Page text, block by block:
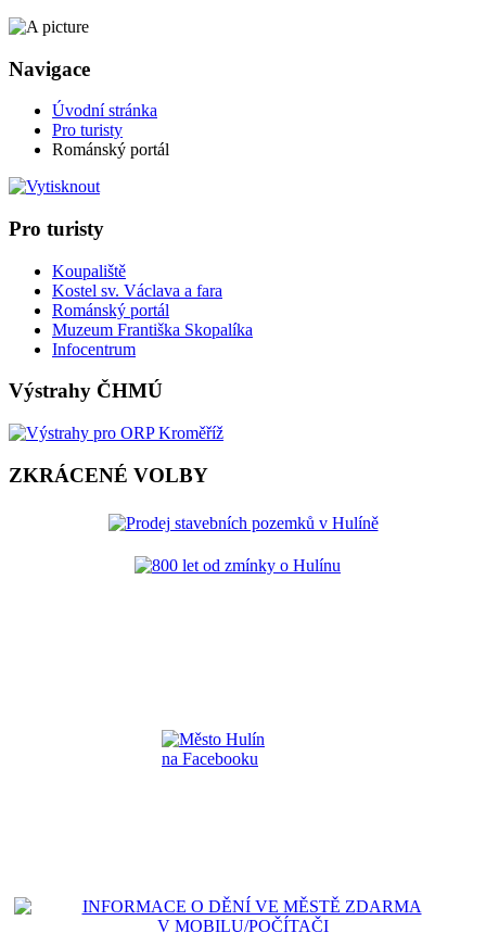
Navigace
Úvodní stránka
Pro turisty
Románský portál
Pro turisty
Koupaliště
Kostel sv. Václava a fara
Románský portál
Muzeum Františka Skopalíka
Infocentrum
Výstrahy ČHMÚ
ZKRÁCENÉ VOLBY